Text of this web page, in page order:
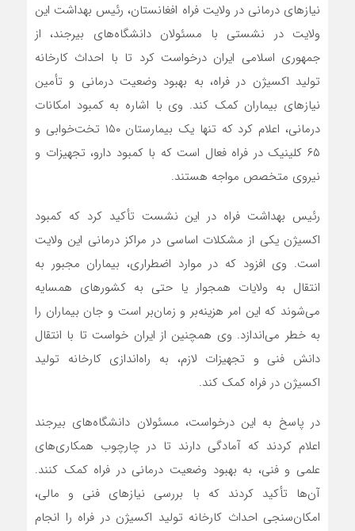
نیازهای درمانی در ولایت فراه افغانستان، رئیس بهداشت این
ولایت در نشستی با مسئولان دانشگاه‌های بیرجند، از
جمهوری اسلامی ایران درخواست کرد تا با احداث کارخانه
تولید اکسیژن در فراه، به بهبود وضعیت درمانی و تأمین
نیازهای بیماران کمک کند. وی با اشاره به کمبود امکانات
درمانی، اعلام کرد که تنها یک بیمارستان ۱۵۰ تخت‌خوابی و
۶۵ کلینیک در فراه فعال است که با کمبود دارو، تجهیزات و
نیروی متخصص مواجه هستند.
رئیس بهداشت فراه در این نشست تأکید کرد که کمبود
اکسیژن یکی از مشکلات اساسی در مراکز درمانی این ولایت
است. وی افزود که در موارد اضطراری، بیماران مجبور به
انتقال به ولایات همجوار یا حتی به کشورهای همسایه
می‌شوند که این امر هزینه‌بر و زمان‌بر است و جان بیماران را
به خطر می‌اندازد. وی همچنین از ایران خواست تا با انتقال
دانش فنی و تجهیزات لازم، به راه‌اندازی کارخانه تولید
اکسیژن در فراه کمک کند.
در پاسخ به این درخواست، مسئولان دانشگاه‌های بیرجند
اعلام کردند که آمادگی دارند تا در چارچوب همکاری‌های
علمی و فنی، به بهبود وضعیت درمانی در فراه کمک کنند.
آن‌ها تأکید کردند که با بررسی نیازهای فنی و مالی،
امکان‌سنجی احداث کارخانه تولید اکسیژن در فراه را انجام